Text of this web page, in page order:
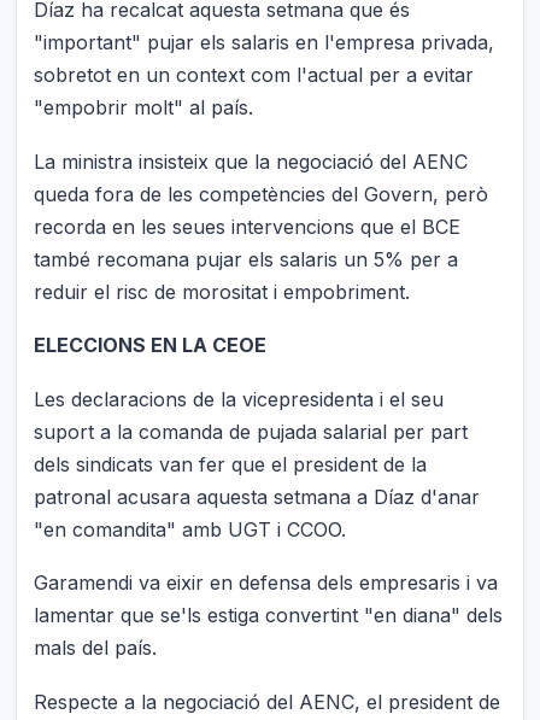
Díaz ha recalcat aquesta setmana que és
"important" pujar els salaris en l'empresa privada,
sobretot en un context com l'actual per a evitar
"empobrir molt" al país.
La ministra insisteix que la negociació del AENC
queda fora de les competències del Govern, però
recorda en les seues intervencions que el BCE
també recomana pujar els salaris un 5% per a
reduir el risc de morositat i empobriment.
ELECCIONS EN LA CEOE
Les declaracions de la vicepresidenta i el seu
suport a la comanda de pujada salarial per part
dels sindicats van fer que el president de la
patronal acusara aquesta setmana a Díaz d'anar
"en comandita" amb UGT i CCOO.
Garamendi va eixir en defensa dels empresaris i va
lamentar que se'ls estiga convertint "en diana" dels
mals del país.
Respecte a la negociació del AENC, el president de